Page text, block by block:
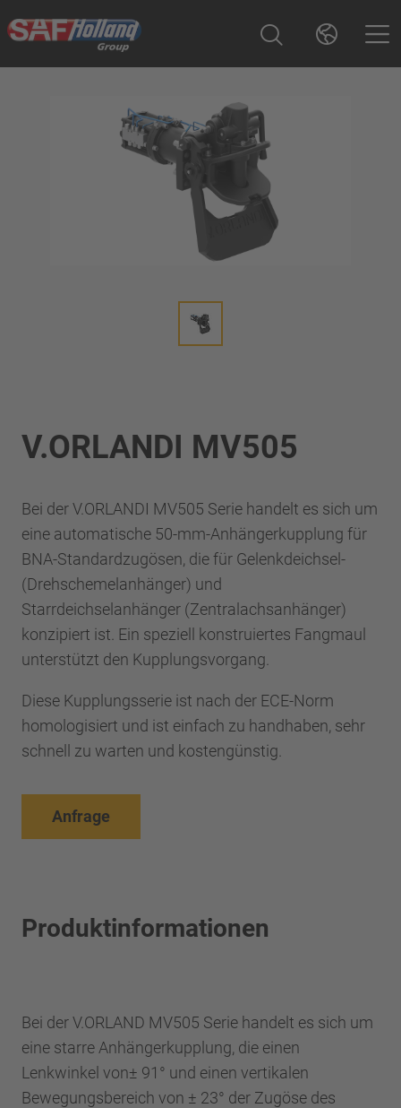
V.ORLANDI MV505
Bei der V.ORLANDI MV505 Serie handelt es sich um
eine automatische 50-mm-Anhängerkupplung für
BNA-Standardzugösen, die für Gelenkdeichsel-
(Drehschemelanhänger) und
Starrdeichselanhänger (Zentralachsanhänger)
konzipiert ist. Ein speziell konstruiertes Fangmaul
unterstützt den Kupplungsvorgang.
Diese Kupplungsserie ist nach der ECE-Norm
homologisiert und ist einfach zu handhaben, sehr
schnell zu warten und kostengünstig.
Anfrage
Produktinformationen
Bei der V.ORLAND MV505 Serie handelt es sich um
eine starre Anhängerkupplung, die einen
Lenkwinkel von± 91° und einen vertikalen
Bewegungsbereich von ± 23° der Zugöse des